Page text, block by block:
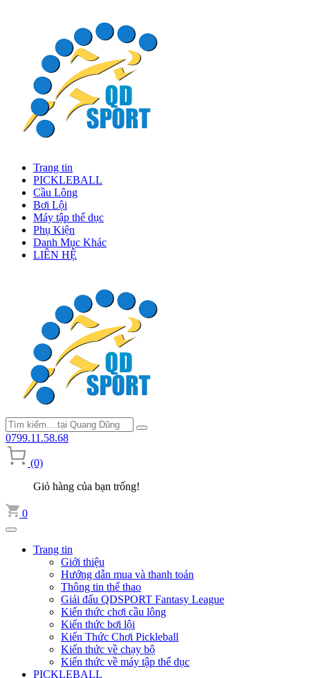
Trang tin
PICKLEBALL
Cầu Lông
Bơi Lội
Máy tập thể dục
Phụ Kiện
Danh Mục Khác
LIÊN HỆ
0799.11.58.68
(0)
Giỏ hàng của bạn trống!
0
Trang tin
Giới thiệu
Hướng dẫn mua và thanh toán
Thông tin thể thao
Giải đấu QDSPORT Fantasy League
Kiến thức chơi cầu lông
Kiến thức bơi lội
Kiến Thức Chơi Pickleball
Kiến thức về chạy bộ
Kiến thức về máy tập thể dục
PICKLEBALL